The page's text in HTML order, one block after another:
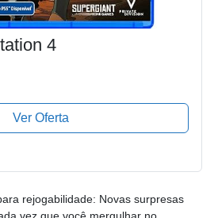
4
Ver Oferta
rejogabilidade: Novas surpresas
vez que você mergulhar no